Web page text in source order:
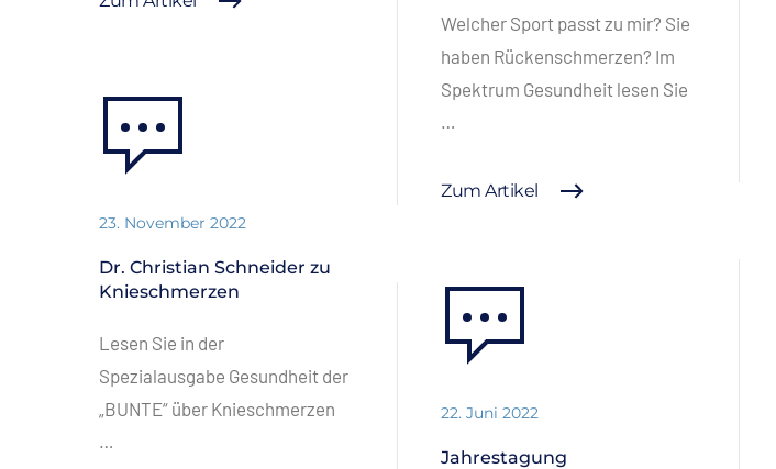
Welcher Sport passt zu mir? Sie
haben Rückenschmerzen? Im
Spektrum Gesundheit lesen Sie
…
Zum Artikel
23. November 2022
Dr. Christian Schneider zu
Knieschmerzen
Lesen Sie in der
Spezialausgabe Gesundheit der
„BUNTE“ über Knieschmerzen
…
22. Juni 2022
Jahrestagung